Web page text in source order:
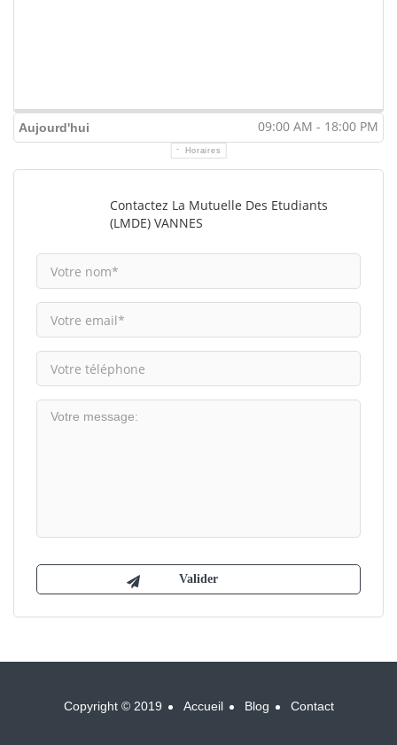
Aujourd'hui 09:00 AM - 18:00 PM
Horaires
Contactez La Mutuelle Des Etudiants
(LMDE) VANNES
Copyright © 2019 Accueil Blog Contact